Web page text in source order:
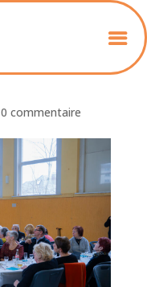
0 commentaire